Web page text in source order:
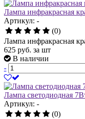
Лампа инфракрасная
Артикул: -
(0)
Лампа инфракрасная
625 руб. за шт
В наличии
-
Лампа светодиодная
Артикул: -
(0)